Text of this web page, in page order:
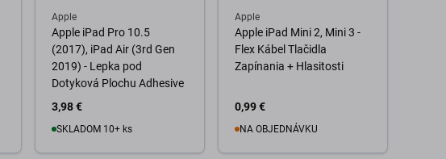
Apple
Apple iPad Pro 10.5
(2017), iPad Air (3rd Gen
2019) - Lepka pod
Dotyková Plochu Adhesive
3,98 €
SKLADOM 10+ ks
Apple
Apple iPad Mini 2, Mini 3 -
Flex Kábel Tlačidla
Zapínania + Hlasitosti
0,99 €
NA OBJEDNÁVKU